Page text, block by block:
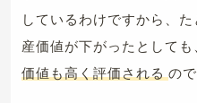
しているわけですから、
産価値が下がったとしても
価値も高く評価される ので